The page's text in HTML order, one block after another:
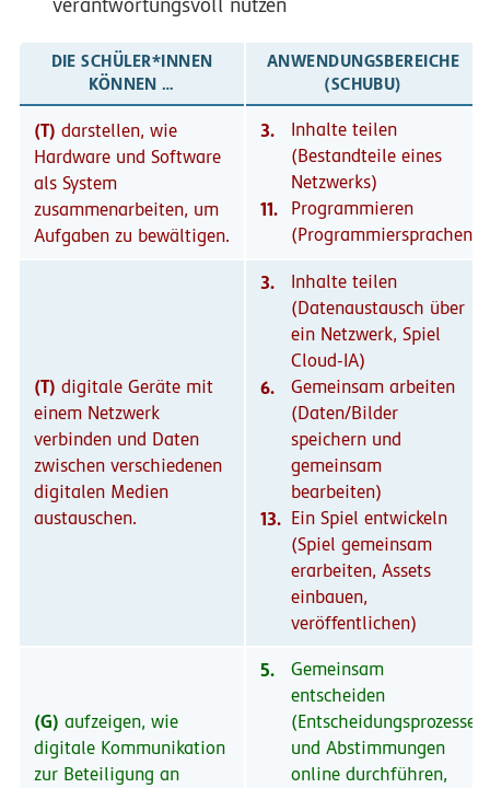
DIE SCHÜLER*INNEN
KÖNNEN …
ANWENDUNGSBEREICHE
(SCHUBU)
(T) darstellen, wie
Hardware und Software
als System
zusammenarbeiten, um
Aufgaben zu bewältigen.
3.
Inhalte teilen
(Bestandteile eines
Netzwerks)
11.
Programmieren
(Programmiersprachen)
(T) digitale Geräte mit
einem Netzwerk
verbinden und Daten
zwischen verschiedenen
digitalen Medien
austauschen.
3.
Inhalte teilen
(Datenaustausch über
ein Netzwerk, Spiel
Cloud-IA)
6.
Gemeinsam arbeiten
(Daten/Bilder
speichern und
gemeinsam
bearbeiten)
13. Ein Spiel entwickeln
(Spiel gemeinsam
erarbeiten, Assets
einbauen,
veröffentlichen)
(G) aufzeigen, wie
digitale Kommunikation
zur Beteiligung an
5.
Gemeinsam
entscheiden
(Entscheidungsprozesse
und Abstimmungen
online durchführen,